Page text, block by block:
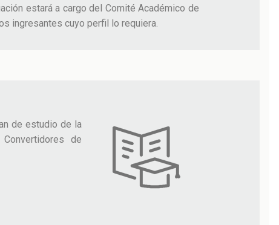
estará a cargo del Comité Académico de
ingresantes cuyo perfil lo requiera.
de estudio de la
de